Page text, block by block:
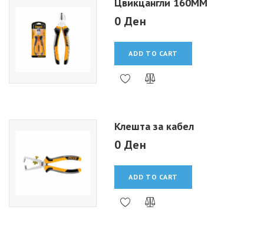
0 Ден
ADD TO CART
Клешта за кабел
0 Ден
ADD TO CART